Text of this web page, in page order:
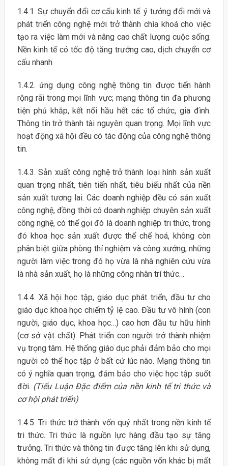
1.4.1. Sự chuyển đổi cơ cấu kinh tế. ý tưởng đổi mới và
phát triển công nghệ mới trở thành chìa khoá cho việc
tạo ra việc làm mới và nâng cao chất lượng cuộc sống.
Nền kinh tế có tốc độ tăng trưởng cao, dịch chuyển cơ
cấu nhanh
1.4.2. ứng dụng công nghệ thông tin được tiến hành
rộng rãi trong mọi lĩnh vực; mạng thông tin đa phương
tiện phủ khắp, kết nối hầu hết các tổ chức, gia đình.
Thông tin trở thành tài nguyên quan trọng. Mọi lĩnh vực
hoạt động xã hội đều có tác động của công nghệ thông
tin.
1.4.3. Sản xuất công nghệ trở thành loại hình sản xuất
quan trọng nhất, tiên tiến nhất, tiêu biểu nhất của nền
sản xuất tương lai. Các doanh nghiệp đều có sản xuất
công nghệ, đồng thời có doanh nghiệp chuyên sản xuất
công nghệ, có thể gọi đó là doanh nghiệp tri thức, trong
đó khoa học sản xuất được thể chế hoá, không còn
phân biệt giữa phòng thí nghiệm và công xưởng, những
người làm việc trong đó họ vừa là nhà nghiên cứu vừa
là nhà sản xuất, họ là những công nhân trí thức…
1.4.4. Xã hội học tập, giáo dục phát triển, đầu tư cho
giáo dục khoa học chiếm tỷ lệ cao. Đầu tư vô hình (con
người, giáo dục, khoa học…) cao hơn đầu tư hữu hình
(cơ sở vật chất). Phát triển con người trở thành nhiệm
vụ trọng tâm. Hệ thống giáo dục phải đảm bảo cho mọi
người có thể học tập ở bất cứ lúc nào. Mạng thông tin
có ý nghĩa quan trọng, đảm bảo cho việc học tập suốt
đời. (Tiểu Luận Đặc điểm của nền kinh tế tri thức và
cơ hội phát triển)
1.4.5. Tri thức trở thành vốn quý nhất trong nền kinh tế
tri thức. Tri thức là nguồn lực hàng đầu tạo sự tăng
trưởng. Tri thức và thông tin được tăng lên khi sử dụng,
không mất đi khi sử dụng (các nguồn vốn khác bị mất